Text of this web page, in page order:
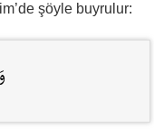
şöyle buyrulur: